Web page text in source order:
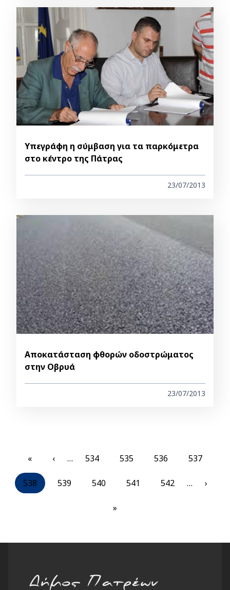
Υπεγράφη η σύμβαση για τα παρκόμετρα
στο κέντρο της Πάτρας
23/07/2013
Αποκατάσταση φθορών οδοστρώματος
στην Οβρυά
23/07/2013
First
page
«
Previous
‹ … Σελίδα
534 Σελίδα
535 Σελίδα
536 Σελίδα
537
Current
page
538 Σελίδα
539 Σελίδα
540 Σελίδα
541 Σελίδα
542 …
Next
›
Last
»